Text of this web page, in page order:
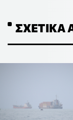
ΣΧΕΤΙΚΆ